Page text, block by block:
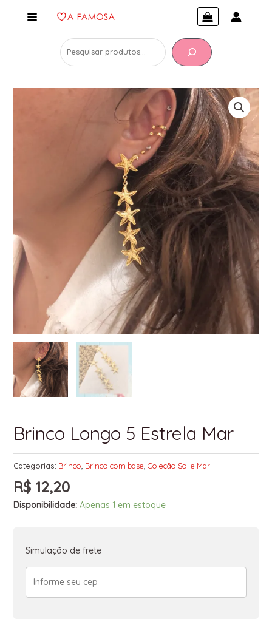
Brinco Longo 5 Estrela Mar
Categorias: Brinco Brinco com base Coleção Sol e Mar
R$12,20
Disponibilidade: Apenas 1 em estoque
Simulação de frete